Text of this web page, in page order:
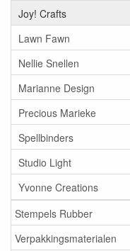
Joy! Crafts
Lawn Fawn
Nellie Snellen
Marianne Design
Precious Marieke
Spellbinders
Studio Light
Yvonne Creations
Stempels Rubber
Verpakkingsmaterialen